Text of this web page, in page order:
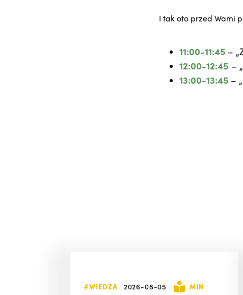
I tak oto przed Wami
11:00-11:45 –
12:00-12:45 –
13:00-13:45 –
#WIEDZA 2026-08-05 MIN